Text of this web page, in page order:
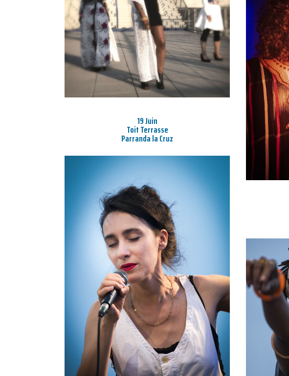
19 Juin
Toit Terrasse
Parranda la Cruz